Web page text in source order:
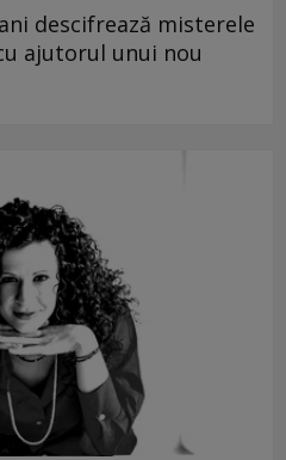
descifrează misterele
ajutorul unui nou